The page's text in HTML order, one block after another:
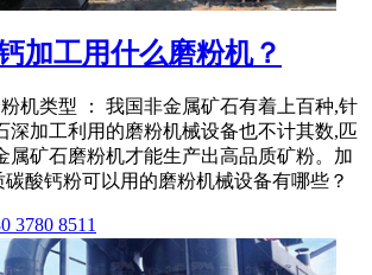
加工用什么磨粉机？
机类型 ： 我国非金属矿石有着上百种,针
深加工利用的磨粉机械设备也不计其数,匹
属矿石磨粉机才能生产出高品质矿粉。加
碳酸钙粉可以用的磨粉机械设备有哪些？
3780 8511